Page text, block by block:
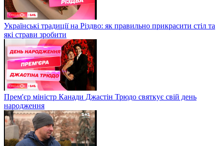
Українські традиції на Різдво: як правильно прикрасити стіл та
які страви зробити
Прем'єр міністр Канади Джастін Трюдо святкує свій день
народження